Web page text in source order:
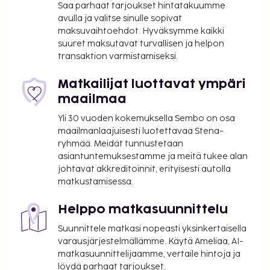
Charles de Gaullen lentokenttä (CDG).
Käytössäsi on business center, ympäri vuorokauden
auki oleva vastaanotto ja kielitaitoinen
henkilökunta. Tämä hotelli tarjoaa liikeasiakkailleen
omatoiminen pysäköinti. Käytössäsi on terassi sekä
ilmainen langaton internetyhteys ja televisio
yleisissä tiloissa. Tämän hotellin palveluihin kuuluu
muun muassa alennus lähistöllä sijaitsevan
kuntoilutilan käytöstä, juhlasali ja myyntiautomaatti.
Le Restaurant palvelee majoituspaikan asiakkaita
tai voit hyödyntää majoituspaikan
välipalabaarin/delin. Baarissa voit nauttia raikasta
juotavaa. Maksullinen mannermainen aamiainen on
tarjolla päivittäin. Tämän majoituspaikan virallisen
tähtiluokituksen on myöntänyt Ranskan turismin
kehitysjärjestö ATOUT.
Majoituspaikka veloittaa seuraavat paikan päällä
Saa parhaat tarjoukset hintatakuumme
avulla ja valitse sinulle sopivat
maksuvaihtoehdot. Hyväksymme kaikki
suuret maksutavat turvallisen ja helpon
transaktion varmistamiseksi.
Matkailijat luottavat ympäri
maailmaa
Yli 30 vuoden kokemuksella Sembo on osa
maailmanlaajuisesti luotettavaa Stena-
ryhmää. Meidät tunnustetaan
asiantuntemuksestamme ja meitä tukee alan
johtavat akkreditoinnit, erityisesti autolla
matkustamisessa.
Helppo matkasuunnittelu
Suunnittele matkasi nopeasti yksinkertaisella
varausjärjestelmällämme. Käytä Ameliaa, AI-
matkasuunnittelijaamme, vertaile hintoja ja
löydä parhaat tarjoukset,